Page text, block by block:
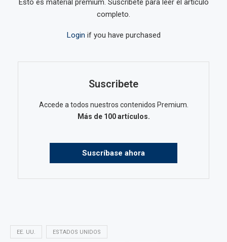
Esto es material premium. Suscríbete para leer el artículo
completo.
Login if you have purchased
Suscribete
Accede a todos nuestros contenidos Premium.
Más de 100 artículos.
Suscríbase ahora
EE. UU. ESTADOS UNIDOS